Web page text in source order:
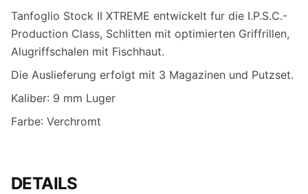
Tanfoglio Stock II XTREME entwickelt fur die I.P.S.C.-
Production Class, Schlitten mit optimierten Griffrillen,
Alugriffschalen mit Fischhaut.
Die Auslieferung erfolgt mit 3 Magazinen und Putzset.
Kaliber: 9 mm Luger
Farbe: Verchromt
DETAILS